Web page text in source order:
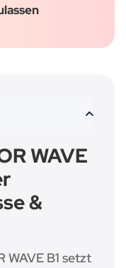
WAVE
&
WAVE B1 setzt